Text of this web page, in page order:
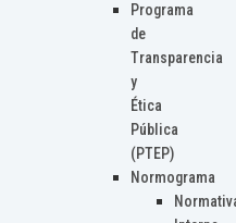
Programa
de
Transparencia
y
Ética
Pública
(PTEP)
Normograma